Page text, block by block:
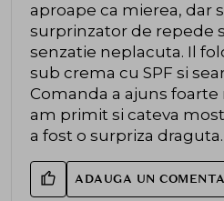
aproape ca mierea, dar
surprinzator de repede
senzatie neplacuta. Il
sub crema cu SPF si
Comanda a ajuns
am primit si cateva
a fost o surpriza draguta.
ADAUGA UN